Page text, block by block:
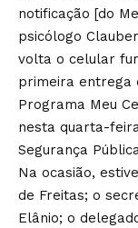
notificação [do
psicólogo
volta o celular
primeira entrega
Programa Meu
nesta quarta-
Segurança
Na ocasião,
de Freitas; o
Elânio; o